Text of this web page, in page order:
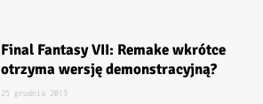
Final Fantasy VII: Remake wkrótce
otrzyma wersję demonstracyjną?
25 grudnia 2019